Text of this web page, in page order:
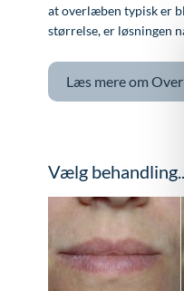
at overlæben typisk er
størrelse, er løsningen
Læs mere om
Vælg